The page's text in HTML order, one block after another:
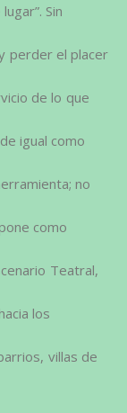
Sin
perder el placer
de lo que
igual como
no
como
Teatral,
los
villas de